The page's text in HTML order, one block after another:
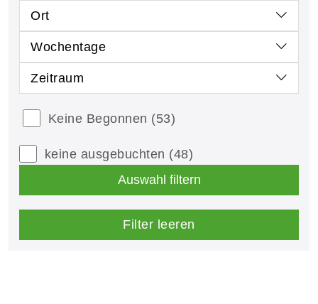
Ort
Wochentage
Zeitraum
Keine Begonnen (53)
keine ausgebuchten (48)
Auswahl filtern
Filter leeren